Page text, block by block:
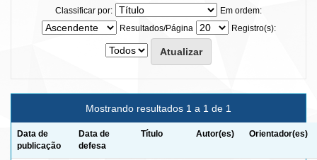
Classificar por:
Em ordem:
Resultados/Página
Registro(s):
Mostrando resultados 1 a 1 de 1
Data de
publicação
Data de
defesa
Título Autor(es) Orientador(es)